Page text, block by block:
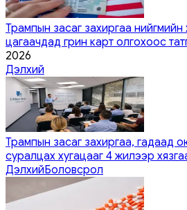
Трампын засаг захиргаа
цагаачдад грин карт олгохоос
2026
Дэлхий
Трампын засаг захиргаа, гадаад
суралцах хугацааг 4 жилээр
ДэлхийБоловсрол